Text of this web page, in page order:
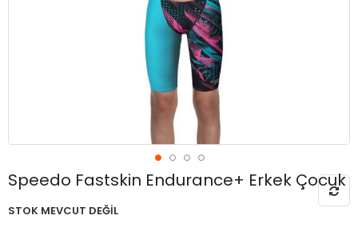
Speedo Fastskin Endurance+ Erkek Çocuk
STOK MEVCUT DEĞIL
Resim
galerisinin
başlangıcına